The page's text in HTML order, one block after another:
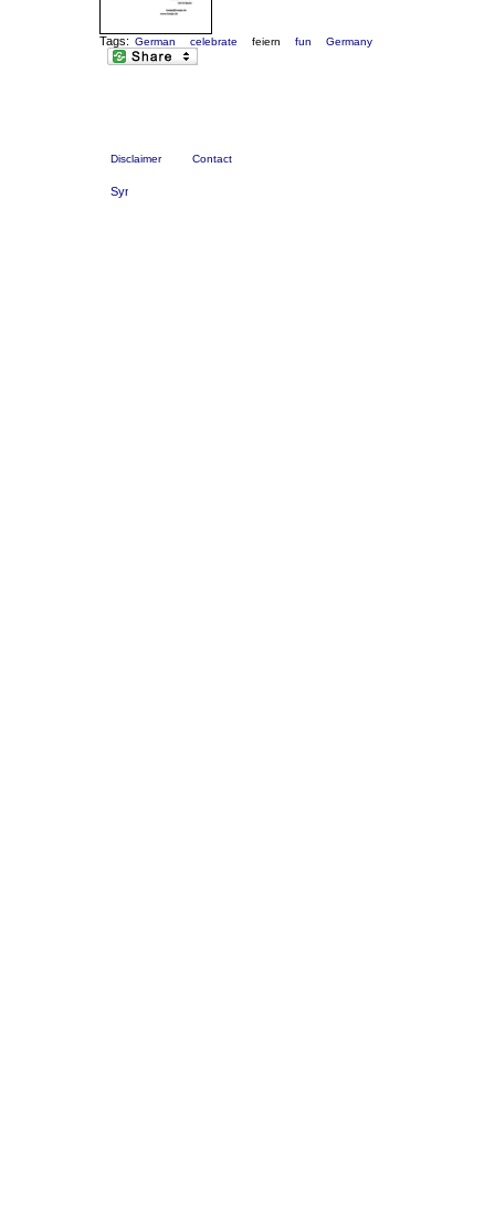
Tags: German celebrate feiern fun Germany
Disclaimer Contact